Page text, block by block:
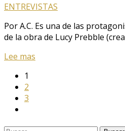
ENTREVISTAS
Por A.C. Es una de las
de la obra de Lucy Prebble
Lee mas
1
2
3